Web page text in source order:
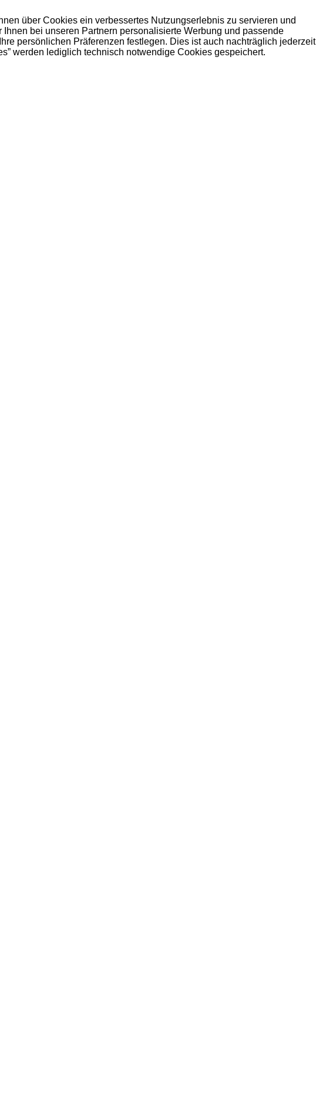
über Cookies ein verbessertes Nutzungserlebnis zu servieren und
bei unseren Partnern personalisierte Werbung und passende
persönlichen Präferenzen festlegen. Dies ist auch nachträglich jederzeit
werden lediglich technisch notwendige Cookies gespeichert.